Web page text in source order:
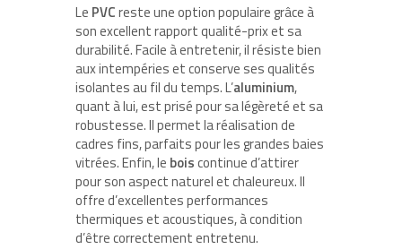
Le PVCreste une option populaire grâce à
son excellent rapport qualité-prix et sa
durabilité. Facile à entretenir, il résiste bien
aux intempéries et conserve ses qualités
isolantes au fil du temps. L’aluminium,
quant à lui, est prisé pour sa légèreté et sa
robustesse. Il permet la réalisation de
cadres fins, parfaits pour les grandes baies
vitrées. Enfin, le boiscontinue d’attirer
pour son aspect naturel et chaleureux. Il
offre d’excellentes performances
thermiques et acoustiques, à condition
d’être correctement entretenu.